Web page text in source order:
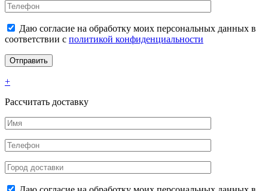
Даю согласие на обработку моих персональных данных в
соответствии с политикой конфиденциальности
+
Рассчитать доставку